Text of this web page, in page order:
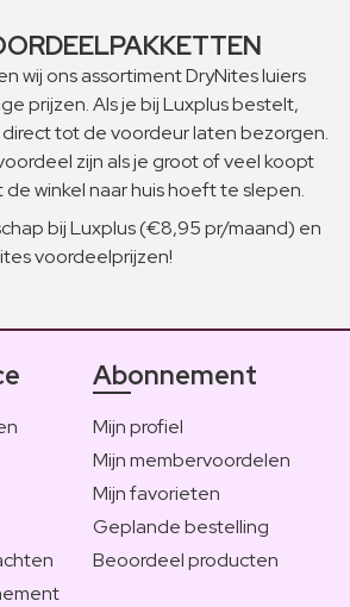
wij ons assortiment DryNites luiers
prijzen. Als je bij Luxplus bestelt,
tot de voordeur laten bezorgen.
zijn als je groot of veel koopt
winkel naar huis hoeft te slepen.
bij Luxplus (€8,95 pr/maand) en
voordeelprijzen!
Abonnement
Mijn profiel
Mijn membervoordelen
Mijn favorieten
Geplande bestelling
Beoordeel producten